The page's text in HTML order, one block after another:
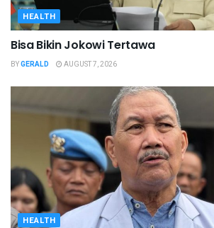
HEALTH
Bisa Bikin Jokowi Tertawa
BYGERALD AUGUST 7, 2026
HEALTH